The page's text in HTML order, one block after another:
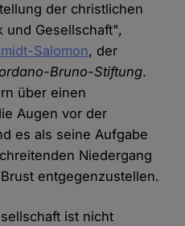
der christlichen
und Gesellschaft",
Salomon, der
Bruno-Stiftung.
über einen
Augen vor der
es als seine Aufgabe
Niedergang
entgegenzustellen.
ist nicht